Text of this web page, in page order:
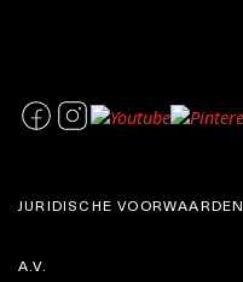
JURIDISCHE VOORWAARDEN
A.V.